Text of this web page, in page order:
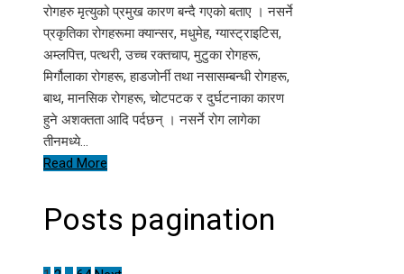
रोगहरु मृत्युको प्रमुख कारण बन्दै गएको बताए । नसर्ने
प्रकृतिका रोगहरूमा क्यान्सर, मधुमेह, ग्यास्ट्राइटिस,
अम्लपित्त, पत्थरी, उच्च रक्तचाप, मुटुका रोगहरू,
मिर्गौलाका रोगहरू, हाडजोर्नी तथा नसासम्बन्धी रोगहरू,
बाथ, मानसिक रोगहरू, चोटपटक र दुर्घटनाका कारण
हुने अशक्तता आदि पर्दछन् । नसर्ने रोग लागेका
तीनमध्ये…
Read More
Posts pagination